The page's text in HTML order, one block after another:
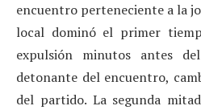
encuentro perteneciente a la
local dominó el primer
expulsión minutos antes
detonante del encuentro,
del partido. La segunda